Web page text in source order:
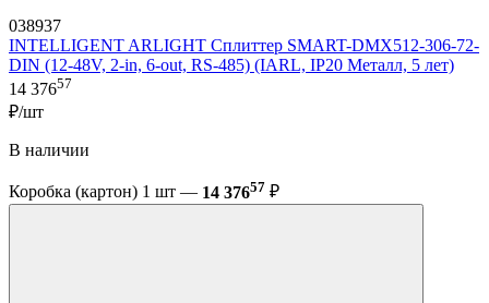
038937
INTELLIGENT ARLIGHT Сплиттер SMART-DMX512-306-72-
DIN (12-48V, 2-in, 6-out, RS-485) (IARL, IP20 Металл, 5 лет)
14 37657
₽/шт
В наличии
Коробка (картон) 1 шт — 14 37657 ₽